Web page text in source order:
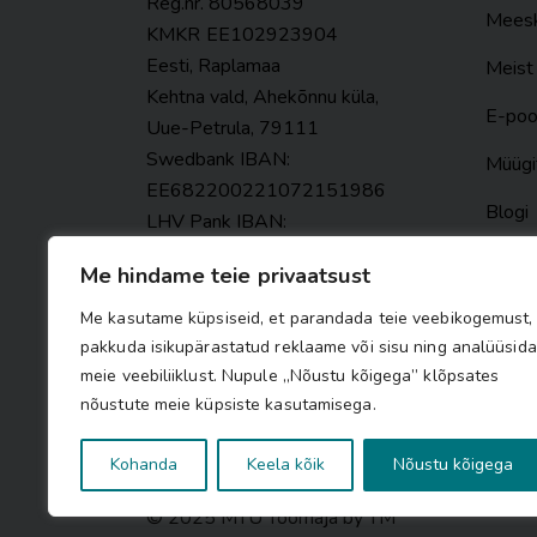
Me hindame teie privaatsust
Me kasutame küpsiseid, et parandada teie veebikogemust,
pakkuda isikupärastatud reklaame või sisu ning analüüsida
meie veebiliiklust. Nupule „Nõustu kõigega” klõpsates
nõustute meie küpsiste kasutamisega.
Kohanda Keela kõik Nõustu kõigega
KMKR EE102923904
Eesti, Raplamaa
Kehtna vald, Ahekõnnu küla,
Uue-Petrula, 79111
Swedbank IBAN:
EE682200221072151986
LHV Pank IBAN:
+372 55661624
Meist
E-
Blogi
© 2025 MTÜ Töömaja by TM